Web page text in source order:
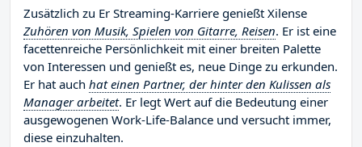
Zusätzlich zu Er Streaming-Karriere genießt Xilense
Zuhören von Musik, Spielen von Gitarre, Reisen. Er ist eine
facettenreiche Persönlichkeit mit einer breiten Palette
von Interessen und genießt es, neue Dinge zu erkunden.
Er hat auch hat einen Partner, der hinter den Kulissen als
Manager arbeitet. Er legt Wert auf die Bedeutung einer
ausgewogenen Work-Life-Balance und versucht immer,
diese einzuhalten.